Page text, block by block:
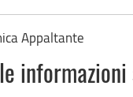
Appaltante